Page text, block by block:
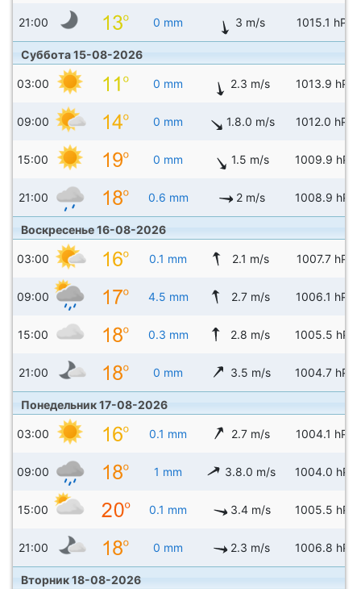
21:00 0 mm 3 m/s 1015.1 hPa
Суббота 15-08-2026
03:00 0 mm 2.3 m/s 1013.9 hPa
09:00 0 mm 1.8.0 m/s 1012.0 hPa
15:00 0 mm 1.5 m/s 1009.9 hPa
21:00 0.6 mm 2 m/s 1008.9 hPa
Воскресенье 16-08-2026
03:00 0.1 mm 2.1 m/s 1007.7 hPa
09:00 4.5 mm 2.7 m/s 1006.1 hPa
15:00 0.3 mm 2.8 m/s 1005.5 hPa
21:00 0 mm 3.5 m/s 1004.7 hPa
Понедельник 17-08-2026
03:00 0.1 mm 2.7 m/s 1004.1 hPa
09:00 1 mm 3.8.0 m/s 1004.0 hPa
15:00 0.1 mm 3.4 m/s 1005.5 hPa
21:00 0 mm 2.3 m/s 1006.8 hPa
Вторник 18-08-2026